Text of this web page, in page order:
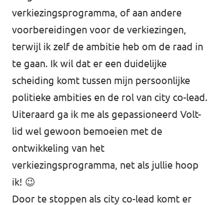
verkiezingsprogramma, of aan andere
voorbereidingen voor de verkiezingen,
terwijl ik zelf de ambitie heb om de raad in
te gaan. Ik wil dat er een duidelijke
scheiding komt tussen mijn persoonlijke
politieke ambities en de rol van city co-lead.
Uiteraard ga ik me als gepassioneerd Volt-
lid wel gewoon bemoeien met de
ontwikkeling van het
verkiezingsprogramma, net als jullie hoop
ik! 😉
Door te stoppen als city co-lead komt er